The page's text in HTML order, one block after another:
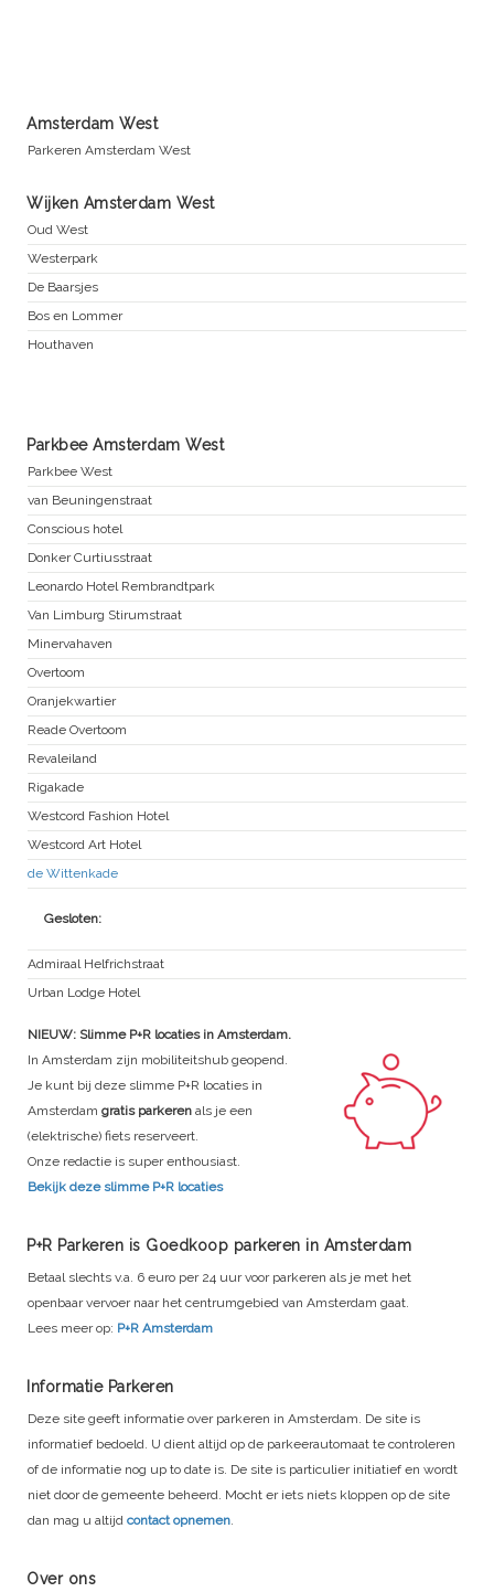
Amsterdam West
Parkeren Amsterdam West
Wijken Amsterdam West
Oud West
Westerpark
De Baarsjes
Bos en Lommer
Houthaven
Parkbee Amsterdam West
Parkbee West
van Beuningenstraat
Conscious hotel
Donker Curtiusstraat
Leonardo Hotel Rembrandtpark
Van Limburg Stirumstraat
Minervahaven
Overtoom
Oranjekwartier
Reade Overtoom
Revaleiland
Rigakade
Westcord Fashion Hotel
Westcord Art Hotel
de Wittenkade
Gesloten:
Admiraal Helfrichstraat
Urban Lodge Hotel
NIEUW: Slimme P+R locaties in Amsterdam.
In Amsterdam zijn mobiliteitshub geopend.
Je kunt bij deze slimme P+R locaties in
Amsterdam gratis parkeren als je een
(elektrische) fiets reserveert.
Onze redactie is super enthousiast.
Bekijk deze slimme P+R locaties
P+R Parkeren is Goedkoop parkeren in Amsterdam
Betaal slechts v.a. 6 euro per 24 uur voor parkeren als je met het
openbaar vervoer naar het centrumgebied van Amsterdam gaat.
Lees meer op: P+R Amsterdam
Informatie Parkeren
Deze site geeft informatie over parkeren in Amsterdam. De site is
informatief bedoeld. U dient altijd op de parkeerautomaat te controleren
of de informatie nog up to date is. De site is particulier initiatief en wordt
niet door de gemeente beheerd. Mocht er iets niets kloppen op de site
dan mag u altijd contact opnemen.
Over ons